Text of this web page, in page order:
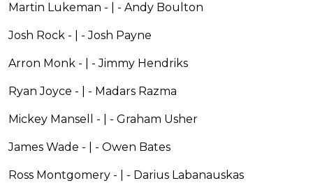
Martin Lukeman - | - Andy Boulton
Josh Rock - | - Josh Payne
Arron Monk - | - Jimmy Hendriks
Ryan Joyce - | - Madars Razma
Mickey Mansell - | - Graham Usher
James Wade - | - Owen Bates
Ross Montgomery - | - Darius Labanauskas